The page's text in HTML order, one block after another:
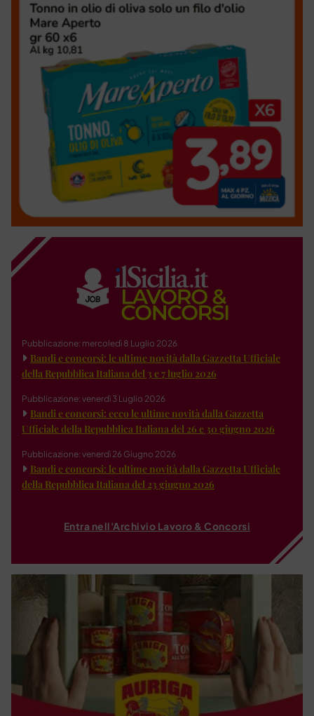
Pubblicazione: mercoledì 8 Luglio 2026
Bandi e concorsi: le ultime novità dalla Gazzetta Ufficiale
della Repubblica Italiana del 3 e 7 luglio 2026
Pubblicazione: venerdì 3 Luglio 2026
Bandi e concorsi: ecco le ultime novità dalla Gazzetta
Ufficiale della Repubblica Italiana del 26 e 30 giugno 2026
Pubblicazione: venerdì 26 Giugno 2026
Bandi e concorsi: le ultime novità dalla Gazzetta Ufficiale
della Repubblica Italiana del 23 giugno 2026
Entra nell'Archivio Lavoro & Concorsi